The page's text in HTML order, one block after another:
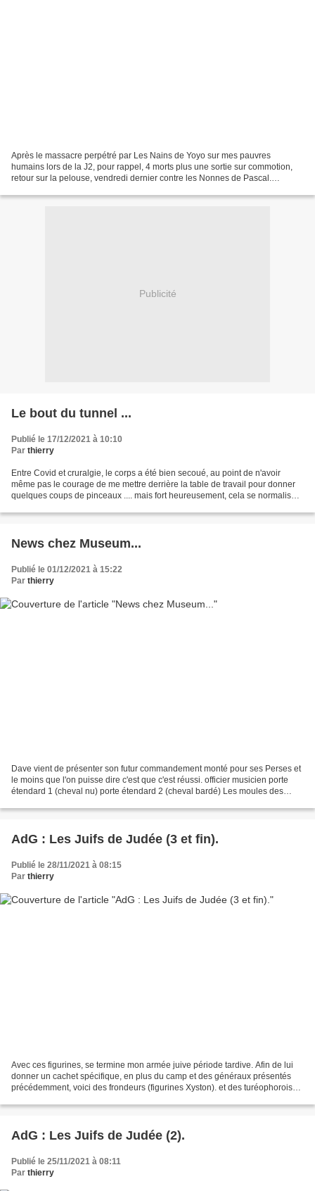
Après le massacre perpétré par Les Nains de Yoyo sur mes pauvres
humains lors de la J2, pour rappel, 4 morts plus une sortie sur commotion,
retour sur la pelouse, vendredi dernier contre les Nonnes de Pascal.
Publicité
Le bout du tunnel ...
Publié le 17/12/2021 à 10:10
Par thierry
Entre Covid et cruralgie, le corps a été bien secoué, au point de n'avoir
même pas le courage de me mettre derrière la table de travail pour donner
quelques coups de pinceaux .... mais fort heureusement, cela se normalise
News chez Museum...
Publié le 01/12/2021 à 15:22
Par thierry
Dave vient de présenter son futur commandement monté pour ses Perses et
le moins que l'on puisse dire c'est que c'est réussi. officier musicien porte
étendard 1 (cheval nu) porte étendard 2 (cheval bardé) Les moules des
AdG : Les Juifs de Judée (3 et fin).
Publié le 28/11/2021 à 08:15
Par thierry
Avec ces figurines, se termine mon armée juive période tardive. Afin de lui
donner un cachet spécifique, en plus du camp et des généraux présentés
précédemment, voici des frondeurs (figurines Xyston). et des turéophorois
AdG : Les Juifs de Judée (2).
Publié le 25/11/2021 à 08:11
Par thierry